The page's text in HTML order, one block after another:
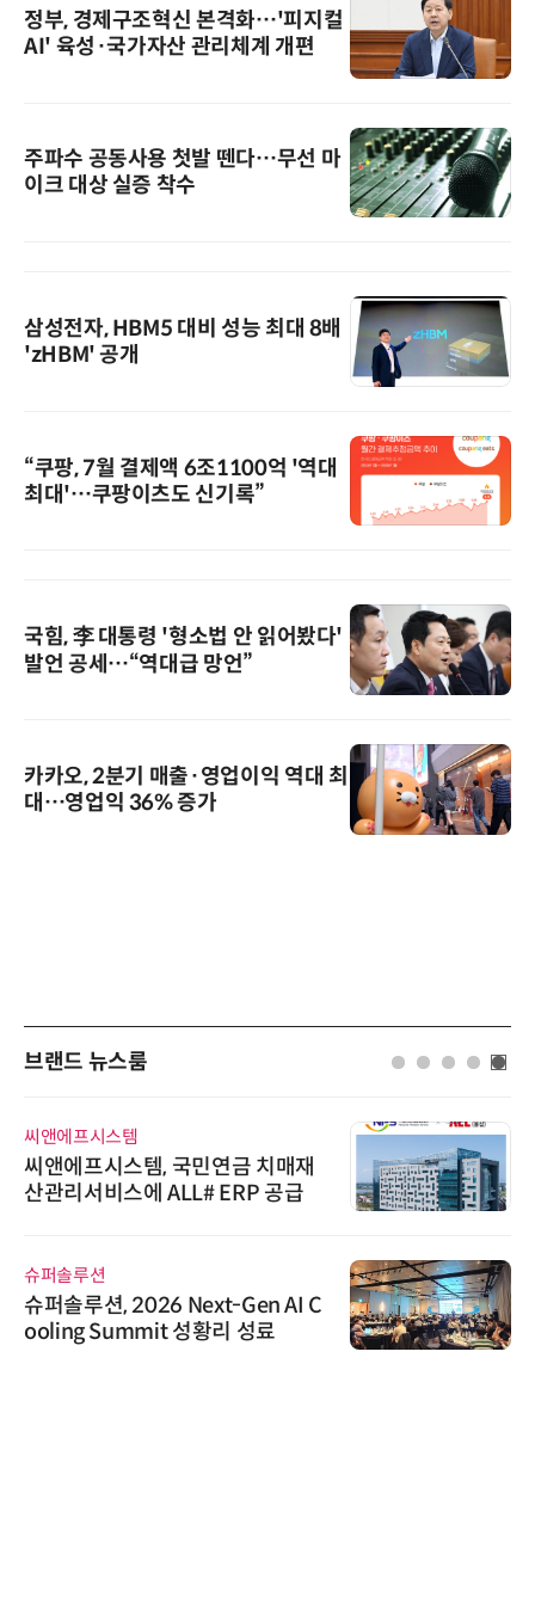
정부, 경제구조혁신 본격화…'피지컬
AI' 육성·국가자산 관리체계 개편
주파수 공동사용 첫발 뗀다…무선 마
이크 대상 실증 착수
삼성전자, HBM5 대비 성능 최대 8배
'zHBM' 공개
“쿠팡, 7월 결제액 6조1100억 '역대
최대'…쿠팡이츠도 신기록”
국힘, 李 대통령 '형소법 안 읽어봤다'
발언 공세…“역대급 망언”
카카오, 2분기 매출·영업이익 역대 최
대…영업익 36% 증가
브랜드 뉴스룸
씨앤에프시스템
씨앤에프시스템, 국민연금 치매재
산관리서비스에 ALL# ERP 공급
슈퍼솔루션
슈퍼솔루션, 2026 Next-Gen AI C
ooling Summit 성황리 성료